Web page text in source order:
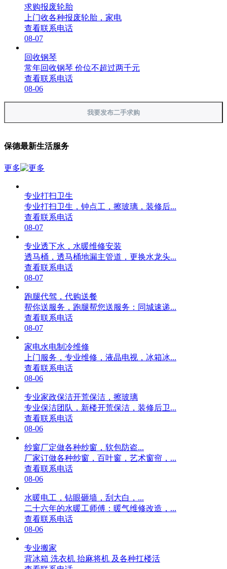
求购报废轮胎
上门收各种报废轮胎，家电
查看联系电话
08-07
回收钢琴
常年回收钢琴 价位不超过两千元
查看联系电话
08-06
我要发布二手求购
保德最新生活服务
更多
专业打扫卫生
专业打扫卫生，钟点工，擦玻璃，装修后...
查看联系电话
08-07
专业透下水，水暖维修安装
透马桶，透马桶地漏主管道，更换水龙头...
查看联系电话
08-07
跑腿代驾，代购送餐
帮你送服务，跑腿帮您送服务：同城速递...
查看联系电话
08-07
家电水电制冷维修
上门服务，专业维修，液晶电视，冰箱冰...
查看联系电话
08-06
专业家政保洁开荒保洁，擦玻璃
专业保洁团队，新楼开荒保洁，装修后卫...
查看联系电话
08-06
纱窗厂定做各种纱窗，软包防盗...
厂家订做各种纱窗，百叶窗，艺术窗帘，...
查看联系电话
08-06
水暖电工，钻眼砸墙，刮大白，...
二十六年的水暖工师傅：暖气维修改造，...
查看联系电话
08-06
专业搬家
背冰箱 洗衣机 抬麻将机 及各种扛楼活